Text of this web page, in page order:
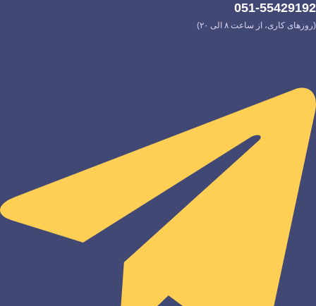
051-55429192
(روزهای کاری، از ساعت ۸ الی ۲۰)